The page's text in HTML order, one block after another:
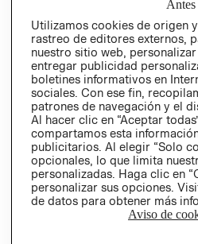
PRENSA
RELACIÓN
POLÍTICA
Antes
Utilizamos cookies de origen
rastreo de editores externos,
nuestro sitio web,
entregar publicidad
boletines informativos en
sociales. Con ese fin,
patrones de navegación y el
Al hacer clic en “Aceptar
compartamos esta
publicitarios. Al elegir “Solo
opcionales, lo que limita
personalizadas. Haga clic en
personalizar sus opciones.
de datos para obtener más
Aviso de